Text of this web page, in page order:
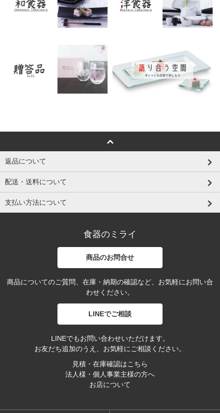
返品について
配送・送料について
支払い方法について
食器のミライ
商品のお問合せ
商品についてのご質問、在庫・納期の確認など、お気軽にお問い合
わせください。
LINEでご相談
LINEでもお問い合わせいただけます。
お友だち追加のうえ、お気軽にご相談ください。
見積・在庫確認はこちら
法人様・個人事業主様の方へ
お店について